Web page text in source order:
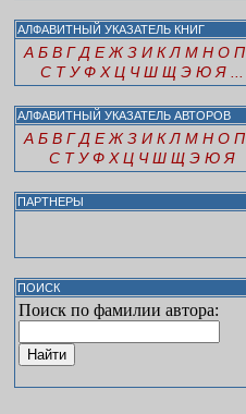
АЛФАВИТНЫЙ УКАЗАТЕЛЬ КНИГ
А Б В Г Д Е Ж З И К Л М Н О П
С Т У Ф Х Ц Ч Ш Щ Э Ю Я
АЛФАВИТНЫЙ УКАЗАТЕЛЬ АВТОРОВ
А Б В Г Д Е Ж З И К Л М Н О П
С Т У Ф Х Ц Ч Ш Щ Э Ю Я
ПАРТНЕРЫ
ПОИСК
Поиск по фамилии автора: